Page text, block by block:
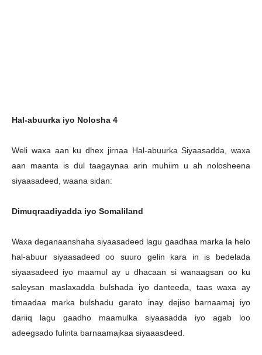
Hal-abuurka iyo Nolosha 4
Weli waxa aan ku dhex jirnaa Hal-abuurka Siyaasadda, waxa
aan maanta is dul taagaynaa arin muhiim u ah nolosheena
siyaasadeed, waana sidan:
Dimuqraadiyadda iyo Somaliland
Waxa deganaanshaha siyaasadeed lagu gaadhaa marka la helo
hal-abuur siyaasadeed oo suuro gelin kara in is bedelada
siyaasadeed iyo maamul ay u dhacaan si wanaagsan oo ku
saleysan maslaxadda bulshada iyo danteeda, taas waxa ay
timaadaa marka bulshadu garato inay dejiso barnaamaj iyo
dariiq lagu gaadho maamulka siyaasadda iyo agab loo
adeegsado fulinta barnaamajkaa siyaaasdeed.